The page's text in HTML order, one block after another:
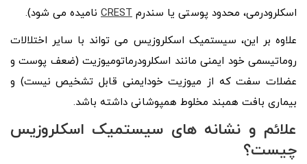
اسکلرودرمی، محدود پوستی یا سندرم CREST نامیده می شود).
علاوه بر این، سیستمیک اسکلروزیس می‌ تواند با سایر اختلالات
روماتیسمی خود ایمنی مانند اسکلرودرماتومیوزیت (ضعف پوست و
عضلات سفت که از میوزیت خودایمنی قابل تشخیص نیست) و
بیماری بافت همبند مخلوط همپوشانی داشته باشد.
علائم و نشانه های سیستمیک اسکلروزیس
چیست؟